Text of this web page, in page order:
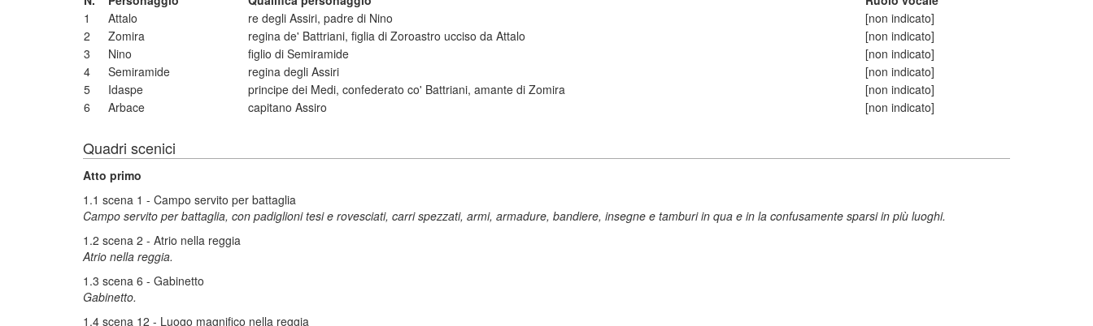
1
Attalo re degli Assiri, padre di Nino
[non indicato]
2
Zomira regina de' Battriani, figlia di Zoroastro ucciso da Attalo
[non indicato]
3
Nino figlio di Semiramide
[non indicato]
4
Semiramide regina degli Assiri
[non indicato]
5
Idaspe principe dei Medi, confederato co' Battriani, amante di Zomira
[non indicato]
6
Arbace capitano Assiro [non indicato]
Quadri scenici
Atto primo
1.1 scena 1 - Campo servito per battaglia
Campo servito per battaglia, con padiglioni tesi e rovesciati, carri spezzati, armi, armadure, bandiere, insegne e tamburi in qua e in la confusamente sparsi in più luoghi.
1.2 scena 2 - Atrio nella reggia
Atrio nella reggia.
1.3 scena 6 - Gabinetto
Gabinetto.
1.4 scena 12 - Luogo magnifico nella reggia